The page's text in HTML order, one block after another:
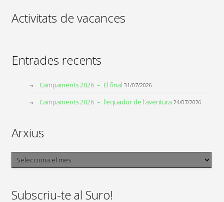
Activitats de vacances
Entrades recents
Campaments 2026 – El final 31/07/2026
Campaments 2026 – l’equador de l’aventura 24/07/2026
Arxius
Arxius
Subscriu-te al Suro!